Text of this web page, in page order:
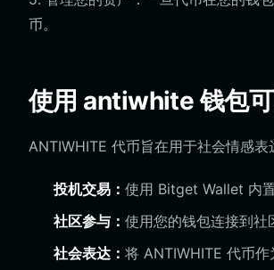
币。
使用 antiwhite 钱包
ANTIWHITE 代币旨在用于社会情感
投机交易： 使用 Bitget Wallet 内
社区参与： 使用您的钱包连接到社
社会表达： 将 ANTIWHITE 代币作